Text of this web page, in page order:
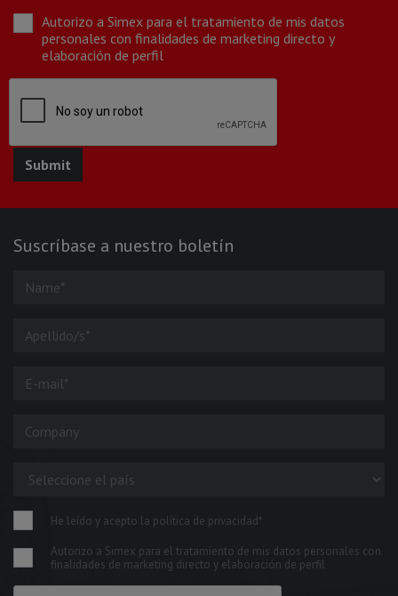
Autorizo a Simex para el tratamiento de mis datos
personales con finalidades de marketing directo y
elaboración de perfil
Suscríbase a nuestro boletín
He leído y acepto la política de privacidad*
Autorizo a Simex para el tratamiento de mis datos personales con
finalidades de marketing directo y elaboración de perfil